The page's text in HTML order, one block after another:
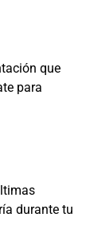
que
para
durante tu